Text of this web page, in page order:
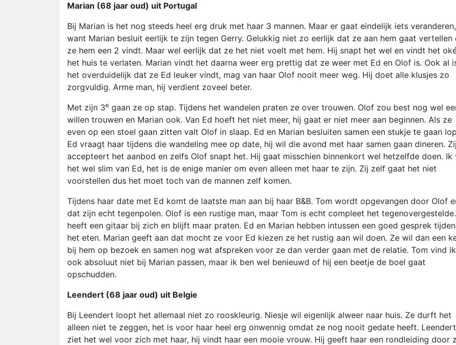
Marian (68 jaar oud) uit Portugal
Bij Marian is het nog steeds heel erg druk met haar 3 mannen. Maar er gaat eindelijk iets veranderen,
want Marian besluit eerlijk te zijn tegen Gerry. Gelukkig niet zo eerlijk dat ze aan hem gaat vertellen
ze hem een 2 vindt. Maar wel eerlijk dat ze het niet voelt met hem. Hij snapt het wel en vindt het
het huis te verlaten. Marian vindt het daarna weer erg prettig dat ze weer met Ed en Olof is. Ook al
het overduidelijk dat ze Ed leuker vindt, mag van haar Olof nooit meer weg. Hij doet alle klusjes zo
zorgvuldig. Arme man, hij verdient zoveel beter.
Met zijn 3e gaan ze op stap. Tijdens het wandelen praten ze over trouwen. Olof zou best nog wel
willen trouwen en Marian ook. Van Ed hoeft het niet meer, hij gaat er niet meer aan beginnen. Als ze
even op een stoel gaan zitten valt Olof in slaap. Ed en Marian besluiten samen een stukje te gaan
Ed vraagt haar tijdens die wandeling mee op date, hij wil die avond met haar samen gaan dineren. Zij
accepteert het aanbod en zelfs Olof snapt het. Hij gaat misschien binnenkort wel hetzelfde doen. Ik
het wel slim van Ed, het is de enige manier om even alleen met haar te zijn. Zij zelf gaat het niet
voorstellen dus het moet toch van de mannen zelf komen.
Tijdens haar date met Ed komt de laatste man aan bij haar B&B. Tom wordt opgevangen door Olof
dat zijn echt tegenpolen. Olof is een rustige man, maar Tom is echt compleet het
heeft een gitaar bij zich en blijft maar praten. Ed en Marian hebben intussen een goed gesprek
het eten. Marian geeft aan dat mocht ze voor Ed kiezen ze het rustig aan wil doen. Ze wil dan een
bij hem op bezoek en samen nog wat afspreken voor ze dan verder gaan met de relatie. Tom vind ik
ook absoluut niet bij Marian passen, maar ik ben wel benieuwd of hij een beetje de boel gaat
opschudden.
Leendert (68 jaar oud) uit Belgie
Bij Leendert loopt het allemaal niet zo rooskleurig. Niesje wil eigenlijk alweer naar huis. Ze durft het
alleen niet te zeggen, het is voor haar heel erg onwennig omdat ze nog nooit gedate heeft. Leendert
ziet het wel voor zich met haar, hij vindt haar een mooie vrouw. Hij geeft haar een rondleiding door